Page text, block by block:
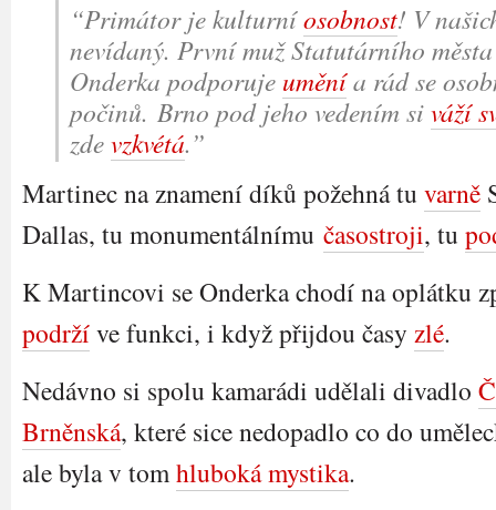
“Primátor je kulturníosobnost! V
nevídaný. První muž Statutárního
Onderka podporuje uměnía rád se
počinů. Brno pod jeho vedením siváží
zdevzkvétá.”
Martinec na znamení díků požehná tu varně
Dallas, tu monumentálnímu časostroji, tu
K Martincovi se Onderka chodí na oplátku
podržíve funkci, i když přijdou časy zlé.
Nedávno si spolu kamarádi udělali divadlo
Brněnská, které sice nedopadlo co do
ale byla v tomhluboká mystika.